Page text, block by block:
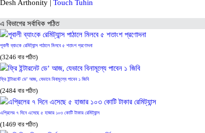
Desh Arthonity | Touch Tuhin
এ বিভাগের সর্বাধিক পঠিত
পূবালী ব্যাংকে রেমিট্যান্স পাঠালে মিলবে ৫ শতাংশ প্রণোদনা
(3246 বার পঠিত)
ফ্রি ইন্টারনেট ডে’ আজ, যেভাবে বিনামূল্যে পাবেন ১ জিবি
(2484 বার পঠিত)
এপ্রিলের ৭ দিনে এসেছে ৫ হাজার ১০৩ কোটি টাকার রেমিট্যান্স
(1469 বার পঠিত)